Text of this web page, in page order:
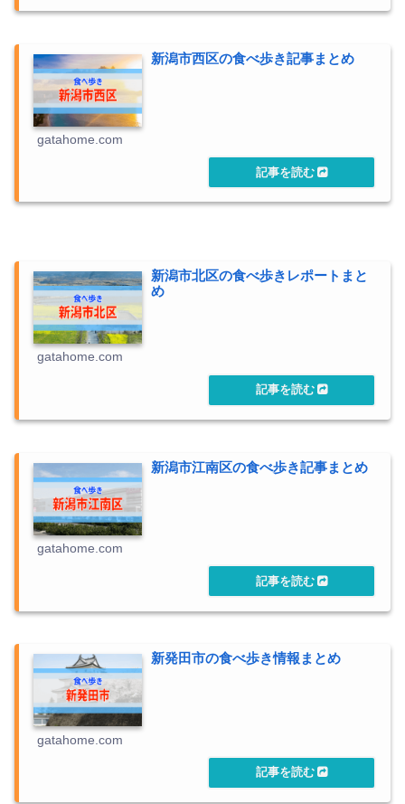
新潟市西区の食べ歩き記事まとめ
gatahome.com
新潟市北区の食べ歩きレポートまと
め
gatahome.com
新潟市江南区の食べ歩き記事まとめ
gatahome.com
新発田市の食べ歩き情報まとめ
gatahome.com